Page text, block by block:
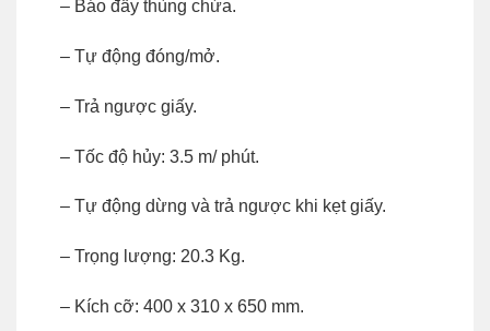
– Báo đầy thùng chứa.
– Tự động đóng/mở.
– Trả ngược giấy.
– Tốc độ hủy: 3.5 m/ phút.
– Tự động dừng và trả ngược khi kẹt giấy.
– Trọng lượng: 20.3 Kg.
– Kích cỡ: 400 x 310 x 650 mm.